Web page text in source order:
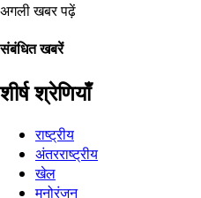
अगली खबर पढ़ें
संबंधित खबरें
शीर्ष श्रेणियाँ
राष्ट्रीय
अंतरराष्ट्रीय
खेल
मनोरंजन